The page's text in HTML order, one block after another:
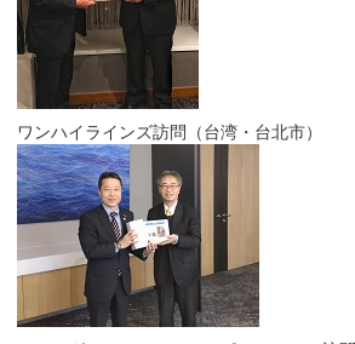
ワンハイラインズ訪問（台湾・台北市）